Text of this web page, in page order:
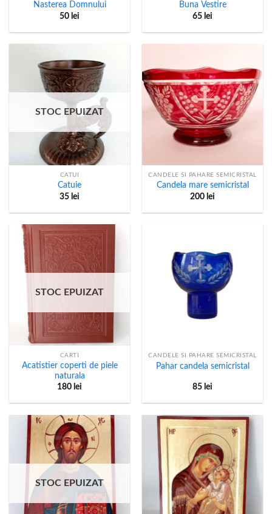
Nasterea Domnului
50 lei
Buna Vestire
65 lei
STOC EPUIZAT
CATUI
Catuie
35 lei
CANDELE SI PAHARE SEMICRISTAL
Candela mare semicristal
200 lei
STOC EPUIZAT
CARTI
Acatistier coperti de piele
naturala
180 lei
CANDELE SI PAHARE SEMICRISTAL
Pahar candela semicristal
85 lei
STOC EPUIZAT